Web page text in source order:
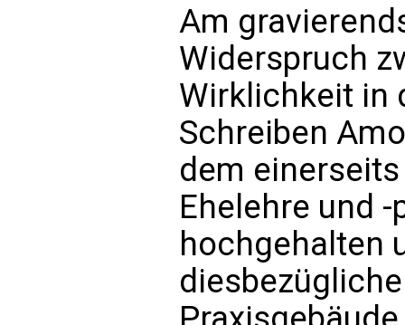
Am
Widerspruch
Wirklichkeit in
Schreiben
dem
Ehelehre und
hochgehalten